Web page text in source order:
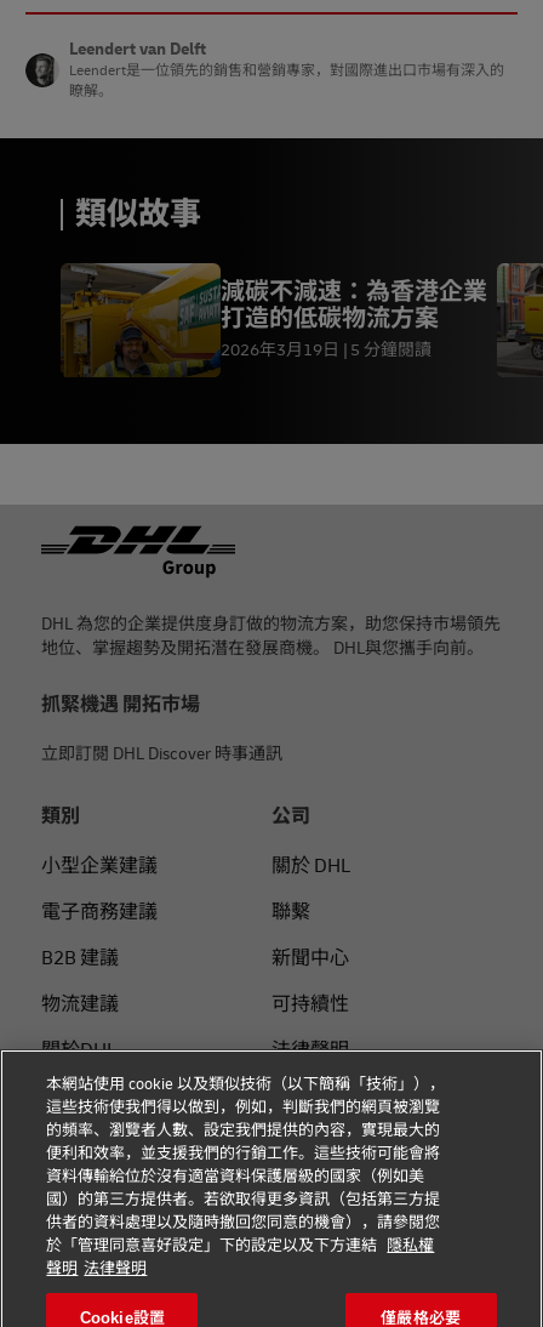
Leendert van Delft
Leendert是一位領先的銷售和營銷專家，對國際進出口市場有深入的
瞭解。
類似故事
減碳不減速：為香港企業
打造的低碳物流方案
2026年3月19日 5 分鐘閱讀
DHL 為您的企業提供度身訂做的物流方案，助您保持市場領先
地位、掌握趨勢及開拓潛在發展商機。 DHL與您攜手向前。
抓緊機遇 開拓市場
立即訂閱 DHL Discover 時事通訊
類別
小型企業建議
電子商務建議
B2B 建議
物流建議
關於DHL
使用DHL付運
個人付運指南
公司
關於 DHL
聯繫
新聞中心
可持續性
法律聲明
使用條款
隱私
Cookie 设置
關注我們
本網站使用 cookie 以及類似技術（以下簡稱「技術」），
這些技術使我們得以做到，例如，判斷我們的網頁被瀏覽
的頻率、瀏覽者人數、設定我們提供的內容，實現最大的
便利和效率，並支援我們的行銷工作。這些技術可能會將
資料傳輸給位於沒有適當資料保護層級的國家（例如美
國）的第三方提供者。若欲取得更多資訊（包括第三方提
供者的資料處理以及隨時撤回您同意的機會），請參閱您
於「管理同意喜好設定」下的設定以及下方連結
隱私權
聲明 法律聲明
Cookie設置 僅嚴格必要